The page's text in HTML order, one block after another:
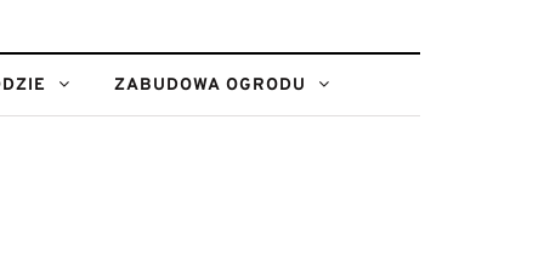
ZABUDOWA OGRODU